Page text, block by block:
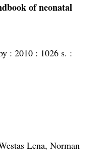
of neonatal
: 2010 : 1026 s. :
Lena, Norman